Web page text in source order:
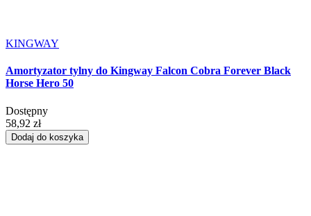
KINGWAY
Amortyzator tylny do Kingway Falcon Cobra Forever Black
Horse Hero 50
Dostępny
58,92 zł
Dodaj do koszyka